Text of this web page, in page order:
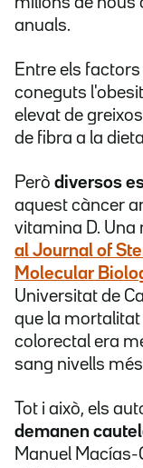
anuals.
Entre els
coneguts
elevat de
de fibra a la
Però diversos
aquest càncer
vitamina D. Una
al Journal of
Molecular
Universitat de
que la
colorectal era
sang nivells
Tot i això, els
demanen
Manuel Macías-